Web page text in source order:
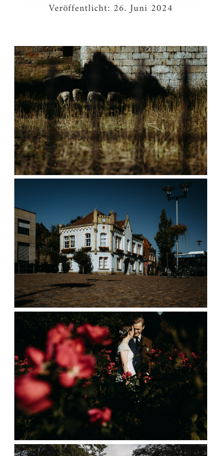
Veröffentlicht: 26. Juni 2024